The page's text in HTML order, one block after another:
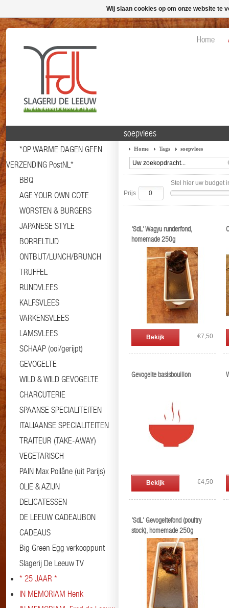
Home
*OP WARME DAGEN GEEN
VERZENDING PostNL*
BBQ
AGE YOUR OWN COTE
WORSTEN & BURGERS
JAPANESE STYLE
BORRELTIJD
ONTBIJT/LUNCH/BRUNCH
TRUFFEL
RUNDVLEES
KALFSVLEES
VARKENSVLEES
LAMSVLEES
SCHAAP (ooi/gerijpt)
GEVOGELTE
WILD & WILD GEVOGELTE
CHARCUTERIE
SPAANSE SPECIALITEITEN
ITALIAANSE SPECIALITEITEN
TRAITEUR (TAKE-AWAY)
VEGETARISCH
PAIN Max Poilâne (uit Parijs)
OLIE & AZIJN
DELICATESSEN
DE LEEUW CADEAUBON
CADEAUS
Big Green Egg verkooppunt
Slagerij De Leeuw TV
* 25 JAAR *
IN MEMORIAM Henk
soepvlees
Home Tags soepvlees
Stel hier uw budget
Prijs
'SdL' Wagyu runderfond,
homemade 250g
Bekijk €7,50
Gevogelte basisbouillon
Bekijk €4,50
'SdL' Gevogeltefond (poultry
stock), homemade 250g
Wij slaan cookies op om onze website te